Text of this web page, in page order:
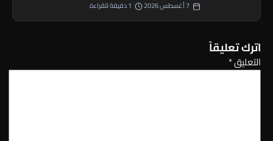
اترك تعليقاً
التعليق*